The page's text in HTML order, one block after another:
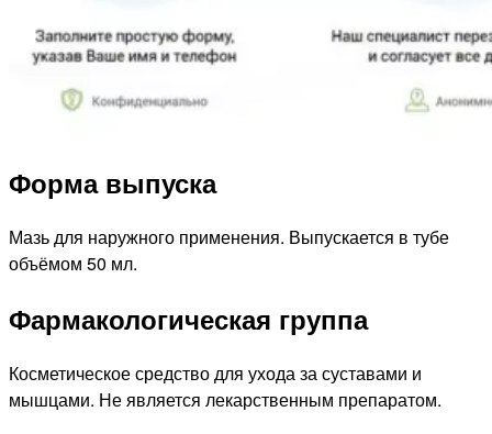
Форма выпуска
Мазь для наружного применения. Выпускается в тубе
объёмом 50 мл.
Фармакологическая группа
Косметическое средство для ухода за суставами и
мышцами. Не является лекарственным препаратом.